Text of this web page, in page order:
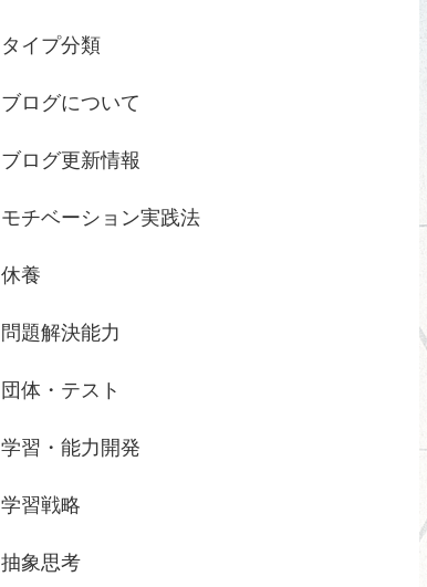
タイプ分類
ブログについて
ブログ更新情報
モチベーション実践法
休養
問題解決能力
団体・テスト
学習・能力開発
学習戦略
抽象思考